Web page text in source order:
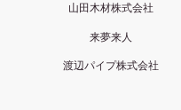
山田木材株式会社
来夢来人
渡辺パイプ株式会社